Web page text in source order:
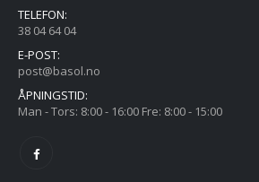
TELEFON:
38 04 64 04
E-POST:
post@basol.no
ÅPNINGSTID:
Man - Tors: 8:00 - 16:00 Fre: 8:00 - 15:00